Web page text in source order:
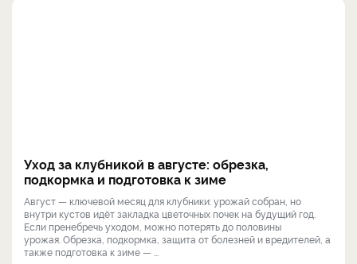
Уход за клубникой в августе: обрезка,
подкормка и подготовка к зиме
Август — ключевой месяц для клубники: урожай собран, но
внутри кустов идёт закладка цветочных почек на будущий год.
Если пренебречь уходом, можно потерять до половины
урожая. Обрезка, подкормка, защита от болезней и вредителей, а
также подготовка к зиме — ...